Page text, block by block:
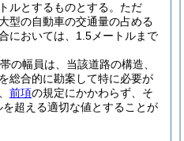
ルとするものとする。 ただ
型の自動車の交通量の占める
においては、1.5メートルまで
の幅員は、当該道路の構造、
総合的に勘案して特に必要が
前項の規定にかかわらず、そ
超える適切な値とすることが